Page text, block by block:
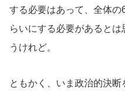
する必要はあって、全体の
らいにする必要があると
うけれど。
ともかく、いま政治的決